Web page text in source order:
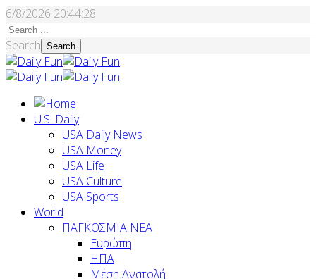
6/8/2026 20:44:29
Search Search
U.S. Daily
USA Daily News
USA Money
USA Life
USA Culture
USA Sports
World
ΠΑΓΚΟΣΜΙΑ ΝΕΑ
Ευρώπη
ΗΠΑ
Μέση Ανατολή